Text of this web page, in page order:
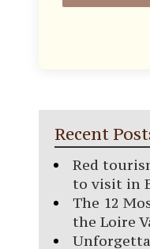
Recent
Red
to visit in
The 12
the Loire